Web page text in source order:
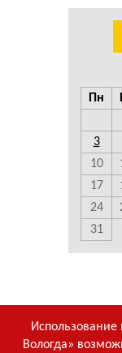
Пн
3
10
17
24
31
Вологда»